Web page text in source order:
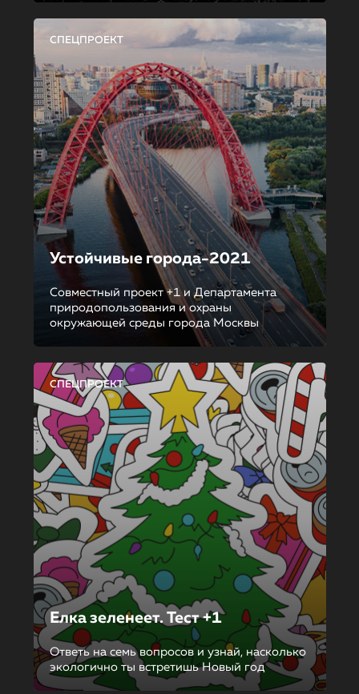
СПЕЦПРОЕКТ
Устойчивые города-2021
Совместный проект +1 и Департамента
природопользования и охраны
окружающей среды города Москвы
СПЕЦПРОЕКТ
Елка зеленеет. Тест +1
Ответь на семь вопросов и узнай, насколько
экологично ты встретишь Новый год